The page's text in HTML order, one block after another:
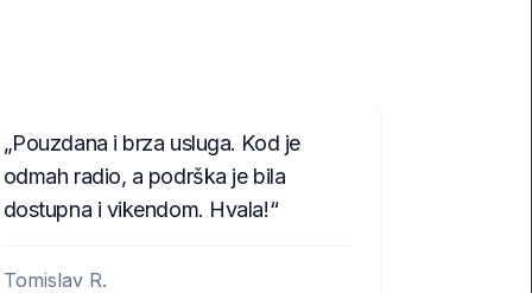
Pouzdana i brza usluga. Kod je
odmah radio, a podrška je bila
dostupna i vikendom. Hvala!
Tomislav R.